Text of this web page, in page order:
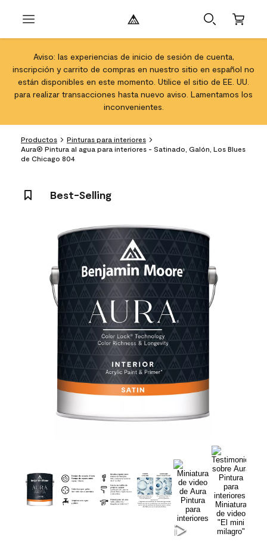
Aviso: las experiencias de inicio de sesión de cuenta,
inscripción y carrito de compras en nuestro sitio en español no
están disponibles en este momento. Utilice el sitio de EE. UU.
para realizar transacciones hasta nuevo aviso. Lamentamos los
inconvenientes.
Productos
Pinturas para interiores
Aura® Pintura al agua para interiores - Satinado, Galón, Los Blues
de Chicago 804
Best-Selling